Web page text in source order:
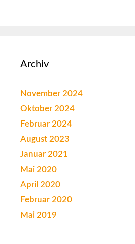
Archiv
November 2024
Oktober 2024
Februar 2024
August 2023
Januar 2021
Mai 2020
April 2020
Februar 2020
Mai 2019